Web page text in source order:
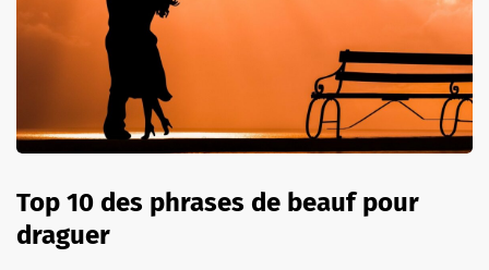
Top 10 des phrases de beauf pour
draguer